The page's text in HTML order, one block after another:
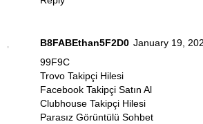
B8FABEthan5F2D0 January 19,
99F9C
Trovo Takipçi Hilesi
Facebook Takipçi Satın Al
Clubhouse Takipçi Hilesi
Parasız Görüntülü Sohbet